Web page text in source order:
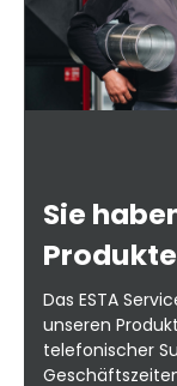
Sie
Das ESTA
unseren
telefonischer